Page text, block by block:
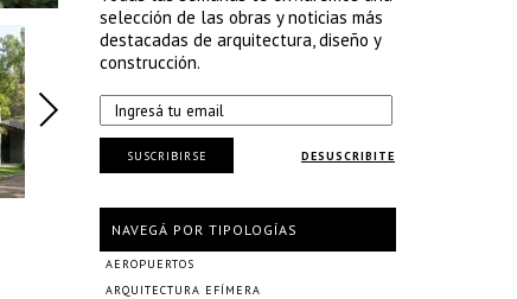
selección de las obras y noticias más
destacadas de arquitectura, diseño y
construcción.
DESUSCRIBITE
SUSCRIBIRSE
NAVEGÁ POR TIPOLOGÍAS
AEROPUERTOS
ARQUITECTURA EFÍMERA